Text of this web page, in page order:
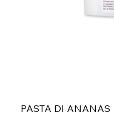
PASTA DI ANANAS